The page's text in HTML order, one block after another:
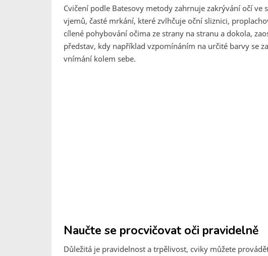
Cvičení podle Batesovy metody zahrnuje zakrývání očí ve
vjemů, časté mrkání, které zvlhčuje oční sliznici,
cílené pohybování očima ze strany na stranu a dokola,
představ, kdy například vzpomínáním na určité barvy se
vnímání kolem sebe.
Naučte se procvičovat oči pravidelně
Důležitá je pravidelnost a trpělivost, cviky můžete